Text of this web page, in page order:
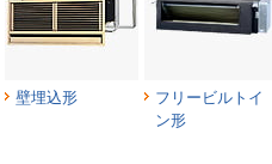
壁埋込形
フリービルトイ
ン形